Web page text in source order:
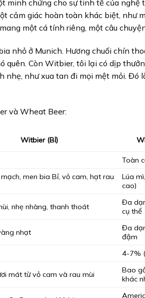
minh chứng cho sự tinh tế của nghệ
cảm giác hoàn toàn khác biệt, như
một cá tính riêng, một câu
nhỏ ở Munich. Hương chuối chín
Còn Witbier, tôi lại có dịp
nhẹ, như xua tan đi mọi mệt mỏi. Đó
và Wheat Beer:
Witbier (Bỉ)
Toàn
men bia Bỉ, vỏ cam, hạt rau
Lúa
cao)
nhẹ nhàng, thanh thoát
Đa
cụ thể
nhạt
Đa
đậm
4-7%
mát từ vỏ cam và rau mùi
Bao
khác